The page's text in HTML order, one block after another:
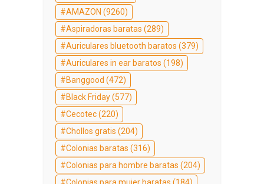
AMAZON (9260)
Aspiradoras baratas (289)
Auriculares bluetooth baratos (379)
Auriculares in ear baratos (198)
Banggood (472)
Black Friday(577)
Cecotec(220)
Chollos gratis (204)
Colonias baratas (316)
Colonias para hombre baratas (204)
Colonias para mujer baratas (184)